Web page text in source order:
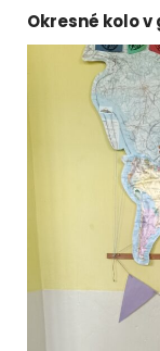
Okresné kolo